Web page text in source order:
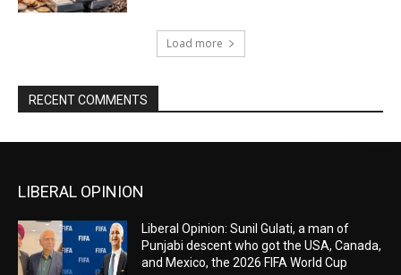
Load more
RECENT COMMENTS
LIBERAL OPINION
Liberal Opinion: Sunil Gulati, a man of
Punjabi descent who got the USA, Canada,
and Mexico, the 2026 FIFA World Cup